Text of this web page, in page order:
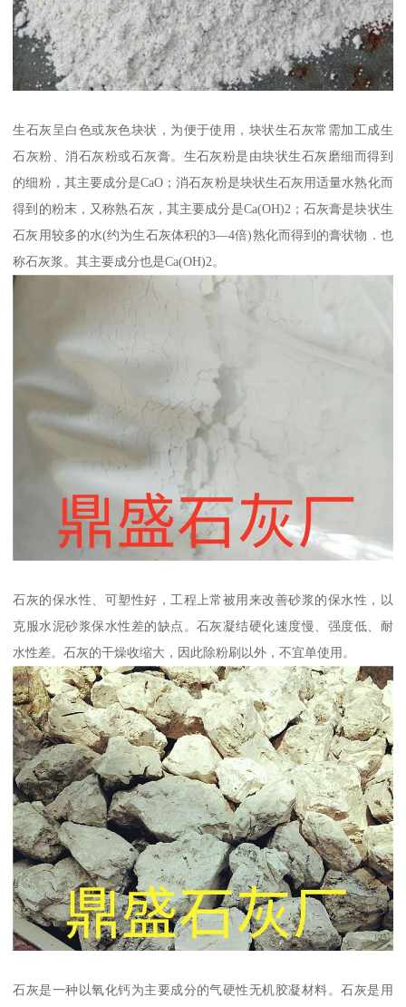
生石灰呈白色或灰色块状，为便于使用，块状生石灰常需加工成生
石灰粉、消石灰粉或石灰膏。生石灰粉是由块状生石灰磨细而得到
的细粉，其主要成分是CaO；消石灰粉是块状生石灰用适量水熟化而
得到的粉末，又称熟石灰，其主要成分是Ca(OH)2；石灰膏是块状生
石灰用较多的水(约为生石灰体积的3—4倍)熟化而得到的膏状物．也
称石灰浆。其主要成分也是Ca(OH)2。
石灰的保水性、可塑性好，工程上常被用来改善砂浆的保水性，以
克服水泥砂浆保水性差的缺点。石灰凝结硬化速度慢、强度低、耐
水性差。石灰的干燥收缩大，因此除粉刷以外，不宜单使用。
石灰是一种以氧化钙为主要成分的气硬性无机胶凝材料。石灰是用